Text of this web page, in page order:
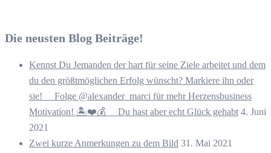
Die neusten Blog Beiträge!
Kennst Du Jemanden der hart für seine Ziele arbeitet und dem
du den größtmöglichen Erfolg wünscht? Markiere ihn oder
sie! ⠀ Folge @alexander_marci für mehr Herzensbusiness
Motivation! 🏝️❤️💰 ⠀ Du hast aber echt Glück gehabt 4. Juni
2021
Zwei kurze Anmerkungen zu dem Bild 31. Mai 2021